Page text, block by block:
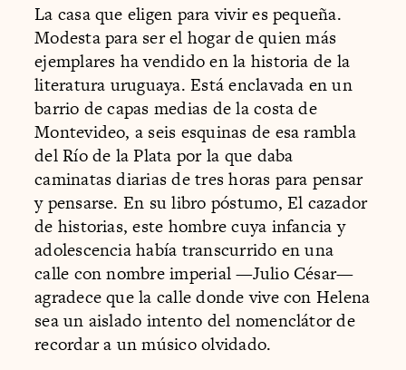
La casa que eligen para vivir es pequeña.
Modesta para ser el hogar de quien más
ejemplares ha vendido en la historia de la
literatura uruguaya. Está enclavada en un
barrio de capas medias de la costa de
Montevideo, a seis esquinas de esa rambla
del Río de la Plata por la que daba
caminatas diarias de tres horas para pensar
y pensarse. En su libro póstumo, El cazador
de historias, este hombre cuya infancia y
adolescencia había transcurrido en una
calle con nombre imperial —Julio César—
agradece que la calle donde vive con Helena
sea un aislado intento del nomenclátor de
recordar a un músico olvidado.